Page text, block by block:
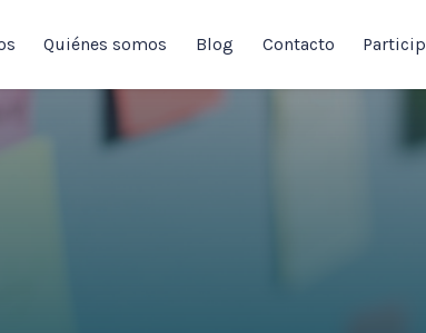
Quiénes somos Blog Contacto